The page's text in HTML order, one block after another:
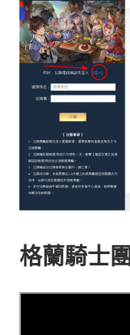
格蘭騎士團